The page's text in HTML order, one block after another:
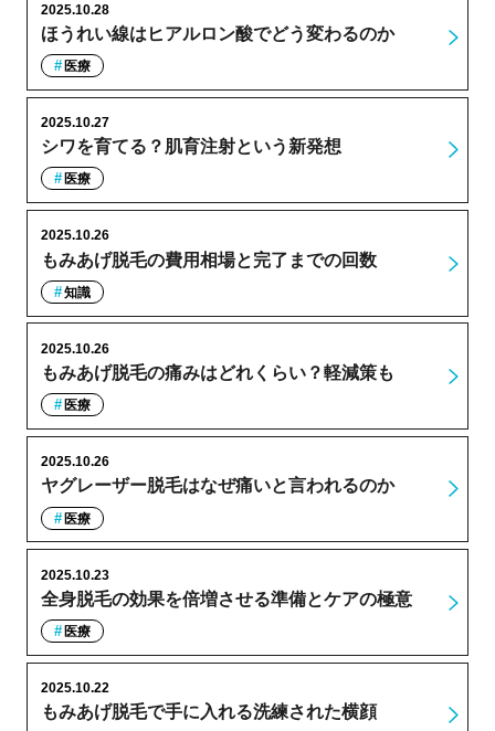
ほうれい線はヒアルロン酸でどう変わるのか
2025.10.28
医療
シワを育てる？肌育注射という新発想
2025.10.27
医療
もみあげ脱毛の費用相場と完了までの回数
2025.10.26
知識
もみあげ脱毛の痛みはどれくらい？軽減策も
2025.10.26
医療
ヤグレーザー脱毛はなぜ痛いと言われるのか
2025.10.26
医療
全身脱毛の効果を倍増させる準備とケアの極意
2025.10.23
医療
もみあげ脱毛で手に入れる洗練された横顔
2025.10.22